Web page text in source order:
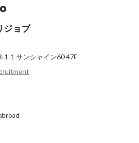
記事まとめ（日々
【前編】
Pinned
ジョブ
1-1 サンシャイン60 47F